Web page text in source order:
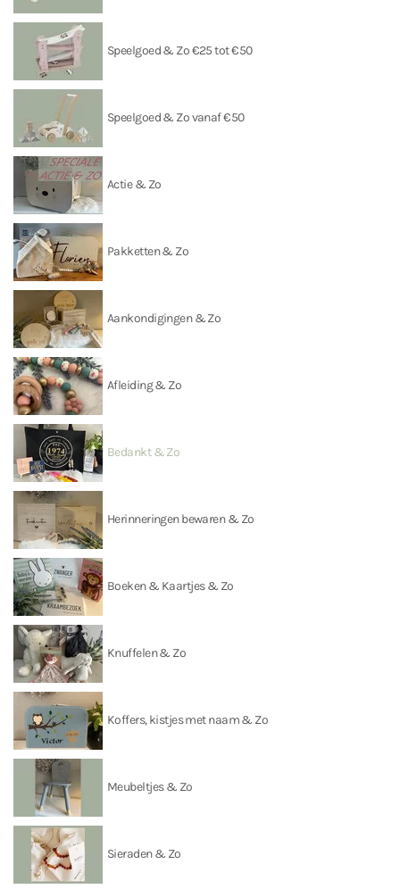
Speelgoed & Zo €25 tot €50
Speelgoed & Zo vanaf €50
Actie & Zo
Pakketten & Zo
Aankondigingen & Zo
Afleiding & Zo
Bedankt & Zo
Herinneringen bewaren & Zo
Boeken & Kaartjes & Zo
Knuffelen & Zo
Koffers, kistjes met naam & Zo
Meubeltjes & Zo
Sieraden & Zo